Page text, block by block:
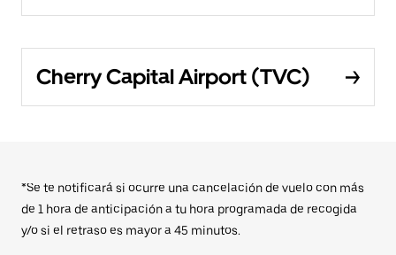
Cherry Capital Airport (TVC)
*Se te notificará si ocurre una cancelación de vuelo con más
de 1 hora de anticipación a tu hora programada de recogida
y/o si el retraso es mayor a 45 minutos.